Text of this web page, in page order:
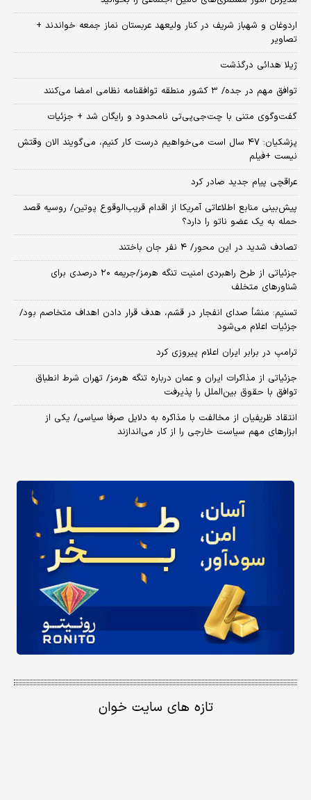
اردوغان و شهباز شریف در کنار ولیعهد عربستان نماز جمعه خواندند +
تصاویر
ژیلا هدائی درگذشت
توافق مهم در جده/ ۳ کشور منطقه توافقنامه نظامی امضا می‌کنند
گفت‌وگوی متنی با چت‌جی‌پی‌تی نامحدود و رایگان شد + جزئیات
پزشکیان: ۴۷ سال است می‌خواهیم درست کار کنیم، می‌گویند الان وقتش
نیست +فیلم
عراقچی پیام جدید صادر کرد
پیش‌بینی منابع اطلاعاتی آمریکا از اقدام قریب‌الوقوع پوتین/ روسیه قصد
حمله به یک عضو ناتو را دارد؟
تصادف شدید در این محور/ ۴ نفر جان باختند
جزئیاتی از طرح راهبردی امنیت تنگه هرمز/جریمه ۲۰ درصدی برای
شناورهای متخلف
تسنیم: منشأ صدای انفجار در قشم، هدف قرار دادن اهداف متخاصم بود/
جزئیات اعلام می‌شود
ترامپ در برابر ایران اعلام پیروزی کرد
جزئیاتی از مذاکرات ایران و عمان درباره تنگه هرمز/ تهران شرط انطباق
توافق با حقوق بین‌الملل را پذیرفت
انتقاد ظریفیان از مخالفت با مذاکره به دلایل صرفا سیاسی/ یکی از
ابزارهای مهم سیاست خارجی را از کار می‌اندازند
تازه های سایت خوان